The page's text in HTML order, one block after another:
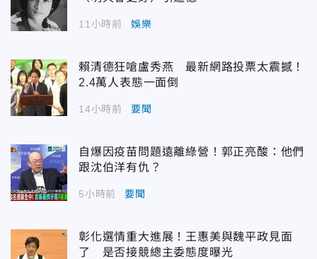
11小時前 娛樂
賴清德狂嗆盧秀燕 最新網路投票太震撼！
2.4萬人表態一面倒
14小時前 要聞
自爆因疫苗問題遠離綠營！郭正亮酸：他們
跟沈伯洋有仇？
5小時前 要聞
彰化選情重大進展！王惠美與魏平政見面
了 是否接競總主委態度曝光